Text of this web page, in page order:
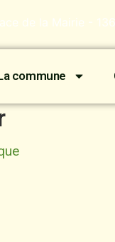
de la Mairie -
commune